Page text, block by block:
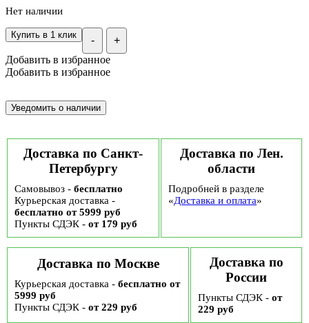
Нет наличии
- +
Купить в 1 клик
Добавить в избранное
Добавить в избранное
Доставка по Санкт-
Петербургу
Самовывоз - бесплатно
Курьерская доставка -
бесплатно от 5999 руб
Пункты СДЭК - от 179 руб
Доставка по Лен.
области
Подробней в разделе
«Доставка и оплата»
Доставка по Москве
Курьерская доставка - бесплатно от
5999 руб
Пункты СДЭК - от 229 руб
Доставка по
России
Пункты СДЭК - от
229 руб